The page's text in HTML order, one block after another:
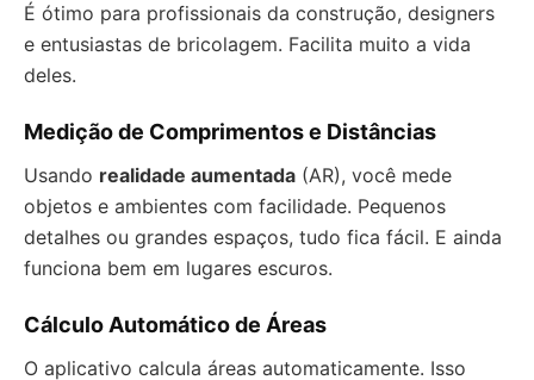
É ótimo para profissionais da construção, designers
e entusiastas de bricolagem. Facilita muito a vida
deles.
Medição de Comprimentos e Distâncias
Usando realidade aumentada (AR), você mede
objetos e ambientes com facilidade. Pequenos
detalhes ou grandes espaços, tudo fica fácil. E ainda
funciona bem em lugares escuros.
Cálculo Automático de Áreas
O aplicativo calcula áreas automaticamente. Isso